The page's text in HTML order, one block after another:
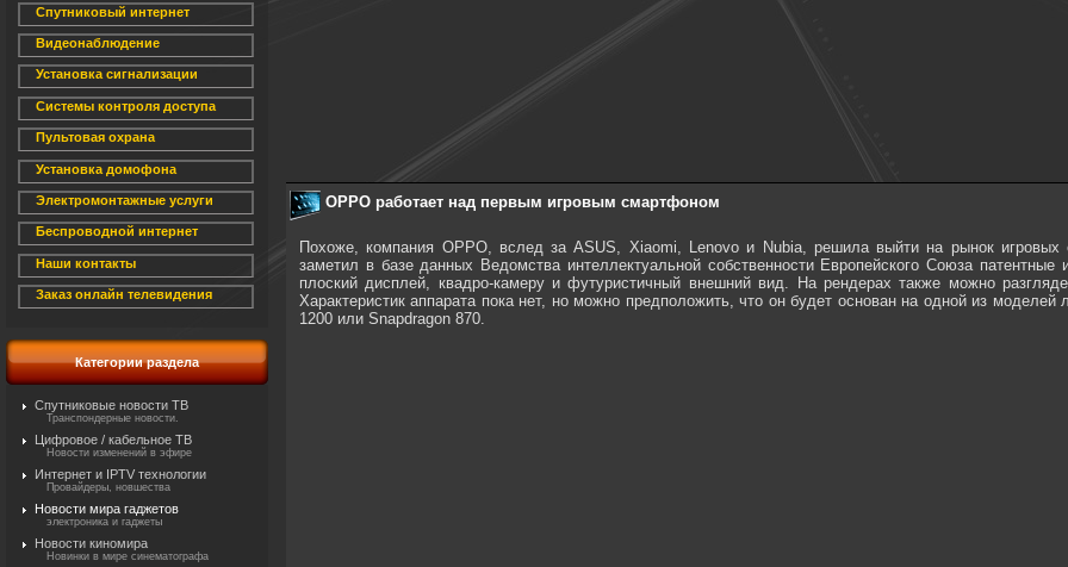
Спутниковый интернет
Видеонаблюдение
Установка сигнализации
Системы контроля доступа
Пультовая охрана
Установка домофона
Электромонтажные услуги
Беспроводной интернет
Наши контакты
Заказ онлайн телевидения
Категории раздела
Спутниковые новости ТВ
Транспондерные новости.
Цифровое / кабельное ТВ
Новости изменений в эфире
Интернет и IPTV технологии
Провайдеры, новшества
Новости мира гаджетов
электроника и гаджеты
Новости киномира
Новинки в мире синематографа
OPPO работает над первым игровым смартфоном
Похоже, компания OPPO, вслед за ASUS, Xiaomi, Lenovo и Nubia, решила выйти на рынок
заметил в базе данных Ведомства интеллектуальной собственности Европейского Союза
плоский дисплей, квадро-камеру и футуристичный внешний вид. На рендерах также можно
Характеристик аппарата пока нет, но можно предположить, что он будет основан на одной из
1200 или Snapdragon 870.